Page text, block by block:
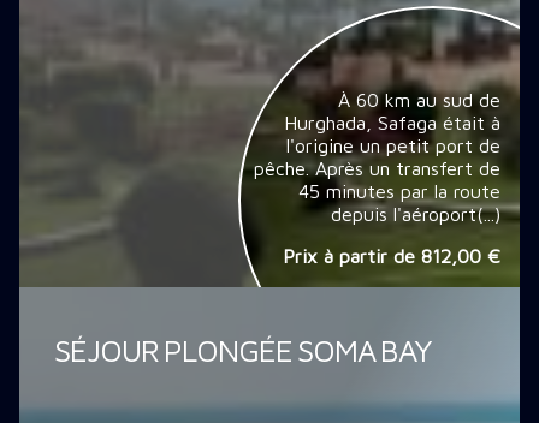
À 60 km au sud de
Hurghada, Safaga était à
l'origine un petit port de
pêche. Après un transfert de
45 minutes par la route
depuis l'aéroport(...)
Prix à partir de 812,00 €
SÉJOUR PLONGÉE SOMA BAY